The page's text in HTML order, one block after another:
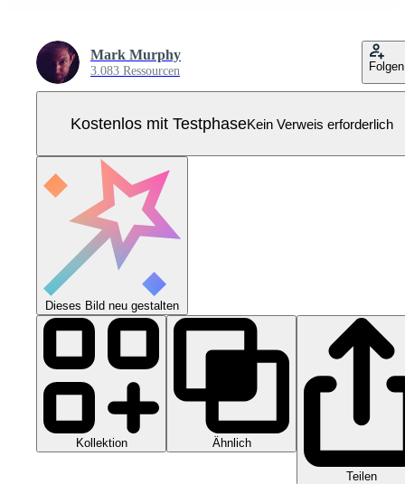
Mark Murphy
3.083 Ressourcen Folgen
Kostenlos mit TestphaseKein Verweis erforderlich
Dieses Bild neu gestalten
Kollektion Ähnlich
Teilen